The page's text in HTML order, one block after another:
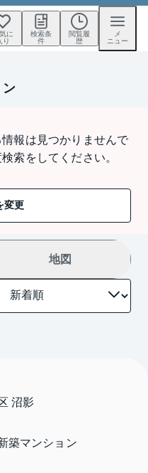
に
り
検索条
件
閲覧履
歴
メ
ニュー
報は見つかりませんで
索をしてください。
変更
地図
沼影
築マンション